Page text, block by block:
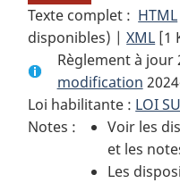
Texte complet : HTML
disponibles) |XML
:
[1
Règlement à jour
modification
Loi habilitante : LOI
Notes :
Voir les
et les
Les